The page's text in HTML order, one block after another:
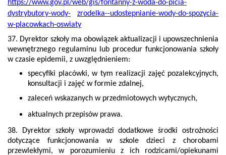
https://www.gov.pl/web/gis/fontanny-z-woda-do-picia-
dystrybutory-wody-
zrodelka--udostepnianie-wody-do-spozycia-
w-placowkach-oswiaty
37. Dyrektor szkoły ma obowiązek aktualizacji i upowszechnienia
wewnętrznego regulaminu lub procedur funkcjonowania szkoły
w czasie epidemii, z uwzględnieniem:
specyfiki placówki, w tym realizacji zajęć pozalekcyjnych,
konsultacji i zajęć w formie zdalnej,
zaleceń wskazanych w przedmiotowych wytycznych,
aktualnych przepisów prawa.
38. Dyrektor szkoły wprowadzi dodatkowe środki ostrożności
dotyczące funkcjonowania w szkole dzieci z chorobami
przewlekłymi, w porozumieniu z ich rodzicami/opiekunami